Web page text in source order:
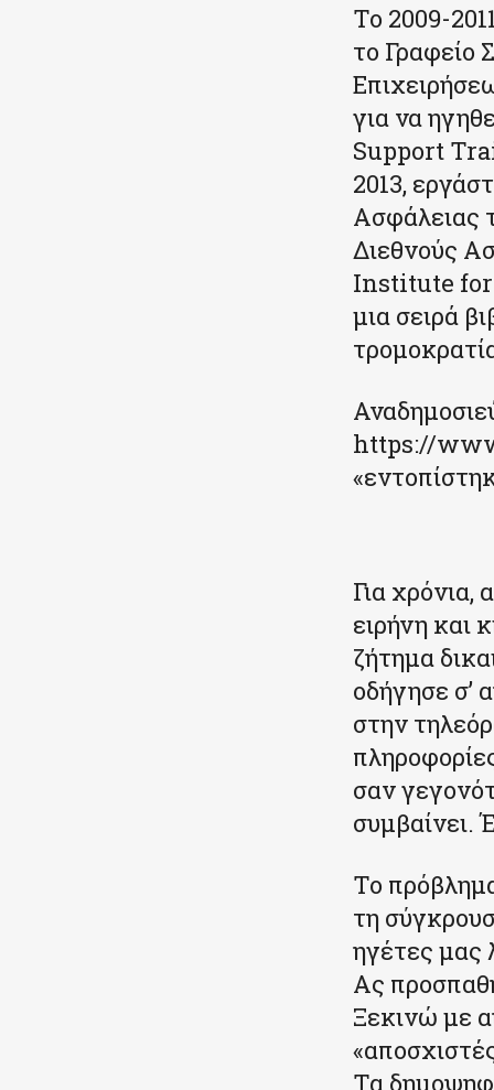
Το 2009-
το Γραφείο
για να
Support
2013,
Ασφάλειας
Διεθνούς
Institute for
μια σειρά
https://
Για
ειρήνη και
ζήτημα
οδήγησε σ’
στην
σαν
συμβαίνει.
Το
τη
ηγέτες μας
Ας
Ξεκινώ με
Τα